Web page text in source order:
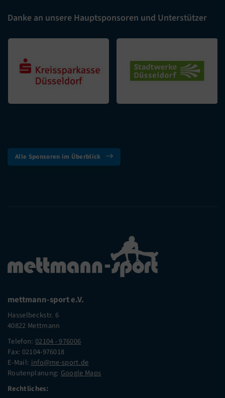
Danke an unsere Hauptsponsoren und Unterstützer
Alle Sponsoren im Überblick
mettmann-sport e.V.
Hasselbeckstr. 6
40822 Mettmann
Telefon: 02104 - 976006
Fax: 02104-976018
E-Mail: info@me-sport.de
Routenplanung: Google Maps
Rechtliches: